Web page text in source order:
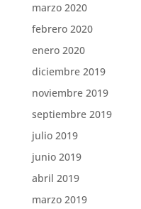
marzo 2020
febrero 2020
enero 2020
diciembre 2019
noviembre 2019
septiembre 2019
julio 2019
junio 2019
abril 2019
marzo 2019